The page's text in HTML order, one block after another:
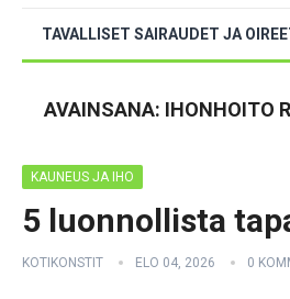
TAVALLISET SAIRAUDET JA
AVAINSANA: IHONHOITO
KAUNEUS JA IHO
5 luonnollista
KOTIKONSTIT ELO 04, 2026 0